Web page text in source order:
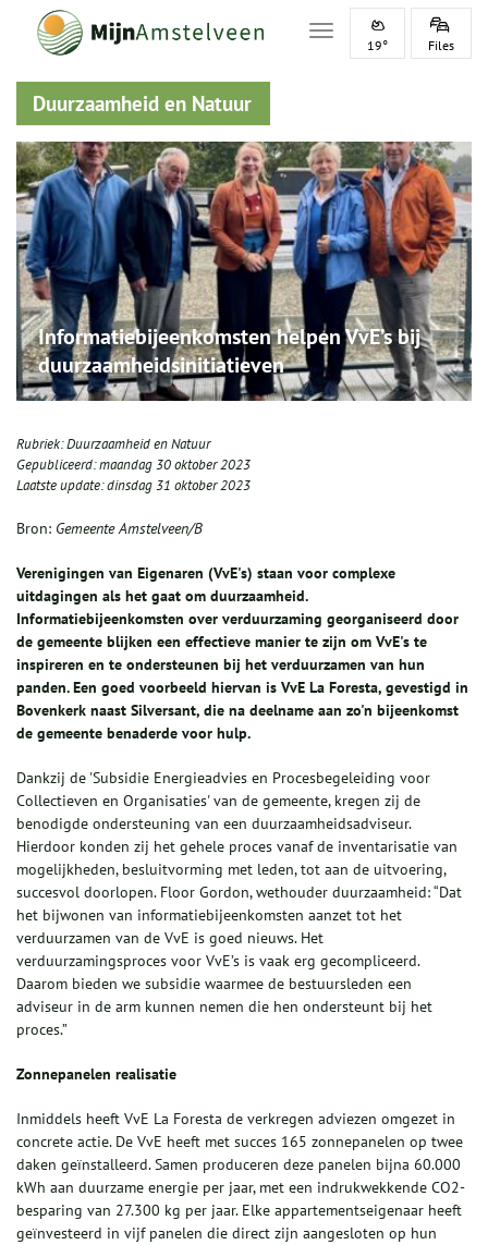
Toggle navigation
19° Files
Duurzaamheid en Natuur
Informatiebijeenkomsten helpen VvE’s bij
duurzaamheidsinitiatieven
Rubriek:Duurzaamheid en Natuur
Gepubliceerd:maandag 30 oktober 2023
Laatste update:dinsdag 31 oktober 2023
Bron: Gemeente Amstelveen/B
Verenigingen van Eigenaren (VvE's) staan voor complexe
uitdagingen als het gaat om duurzaamheid.
Informatiebijeenkomsten over verduurzaming georganiseerd door
de gemeente blijken een effectieve manier te zijn om VvE's te
inspireren en te ondersteunen bij het verduurzamen van hun
panden. Een goed voorbeeld hiervan is VvE La Foresta, gevestigd in
Bovenkerk naast Silversant, die na deelname aan zo'n bijeenkomst
de gemeente benaderde voor hulp.
Dankzij de 'Subsidie Energieadvies en Procesbegeleiding voor
Collectieven en Organisaties' van de gemeente, kregen zij de
benodigde ondersteuning van een duurzaamheidsadviseur.
Hierdoor konden zij het gehele proces vanaf de inventarisatie van
mogelijkheden, besluitvorming met leden, tot aan de uitvoering,
succesvol doorlopen. Floor Gordon, wethouder duurzaamheid: “Dat
het bijwonen van informatiebijeenkomsten aanzet tot het
verduurzamen van de VvE is goed nieuws. Het
verduurzamingsproces voor VvE’s is vaak erg gecompliceerd.
Daarom bieden we subsidie waarmee de bestuursleden een
adviseur in de arm kunnen nemen die hen ondersteunt bij het
proces.”
Zonnepanelen realisatie
Inmiddels heeft VvE La Foresta de verkregen adviezen omgezet in
concrete actie. De VvE heeft met succes 165 zonnepanelen op twee
daken geïnstalleerd. Samen produceren deze panelen bijna 60.000
kWh aan duurzame energie per jaar, met een indrukwekkende CO2-
besparing van 27.300 kg per jaar. Elke appartementseigenaar heeft
geïnvesteerd in vijf panelen die direct zijn aangesloten op hun